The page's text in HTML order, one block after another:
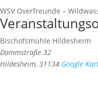
WSV Overfreunde –
Bischofsmühle Hildesheim
Dammstraße 32
Hildesheim, 31134 Google